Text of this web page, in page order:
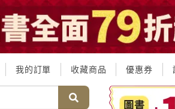
我的訂單 收藏商品 優惠券